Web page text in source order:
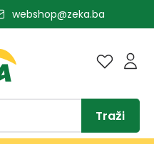
webshop@zeka.ba
Traži